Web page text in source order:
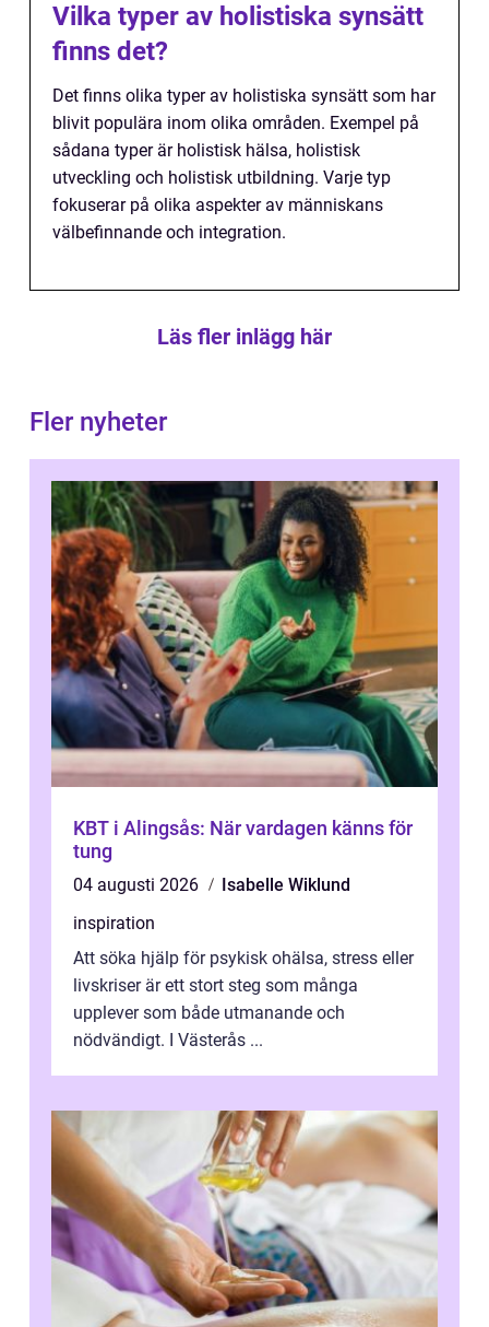
Vilka typer av holistiska synsätt
finns det?
Det finns olika typer av holistiska synsätt som har
blivit populära inom olika områden. Exempel på
sådana typer är holistisk hälsa, holistisk
utveckling och holistisk utbildning. Varje typ
fokuserar på olika aspekter av människans
välbefinnande och integration.
Läs fler inlägg här
Fler nyheter
KBT i Alingsås: När vardagen känns för
tung
04 augusti 2026
Isabelle Wiklund
inspiration
Att söka hjälp för psykisk ohälsa, stress eller
livskriser är ett stort steg som många
upplever som både utmanande och
nödvändigt. I Västerås ...